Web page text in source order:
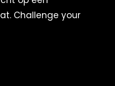
Challenge your